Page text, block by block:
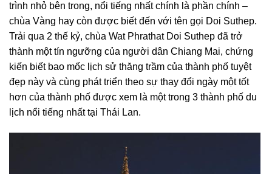
trình nhỏ bên trong, nổi tiếng nhất chính là phần chính –
chùa Vàng hay còn được biết đến với tên gọi Doi Suthep.
Trải qua 2 thế kỷ, chùa Wat Phrathat Doi Suthep đã trở
thành một tín ngưỡng của người dân Chiang Mai, chứng
kiến biết bao mốc lịch sử thăng trầm của thành phố tuyệt
đẹp này và cùng phát triển theo sự thay đổi ngày một tốt
hơn của thành phố được xem là một trong 3 thành phố du
lịch nổi tiếng nhất tại Thái Lan.